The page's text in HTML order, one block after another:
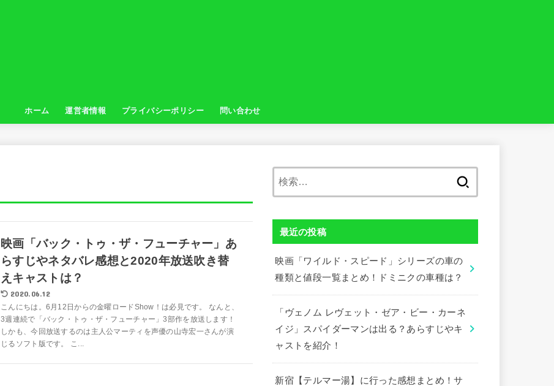
ホーム 運営者情報 プライバシーポリシー 問い合わせ
映画「バック・トゥ・ザ・フューチャー」あ
らすじやネタバレ感想と2020年放送吹き替
えキャストは？
2020.06.12
こんにちは。6月12日からの金曜ロードShow！は必見です。 なんと、
3週連続で「バック・トゥ・ザ・フューチャー」3部作を放送します！
しかも、今回放送するのは主人公マーティを声優の山寺宏一さんが演
じるソフト版です。 こ...
最近の投稿
映画「ワイルド・スピード」シリーズの車の
種類と値段一覧まとめ！ドミニクの車種は？
「ヴェノム レヴェット・ゼア・ビー・カーネ
イジ」スパイダーマンは出る？あらすじやキ
ャストを紹介！
新宿【テルマー湯】に行った感想まとめ！サ